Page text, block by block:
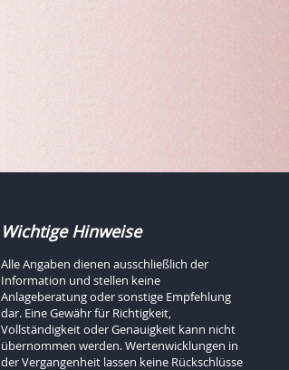
Wichtige Hinweise
Alle Angaben dienen ausschließlich der
Information und stellen keine
Anlageberatung oder sonstige Empfehlung
dar. Eine Gewähr für Richtigkeit,
Vollständigkeit oder Genauigkeit kann nicht
übernommen werden. Wertenwicklungen in
der Vergangenheit lassen keine Rückschlüsse